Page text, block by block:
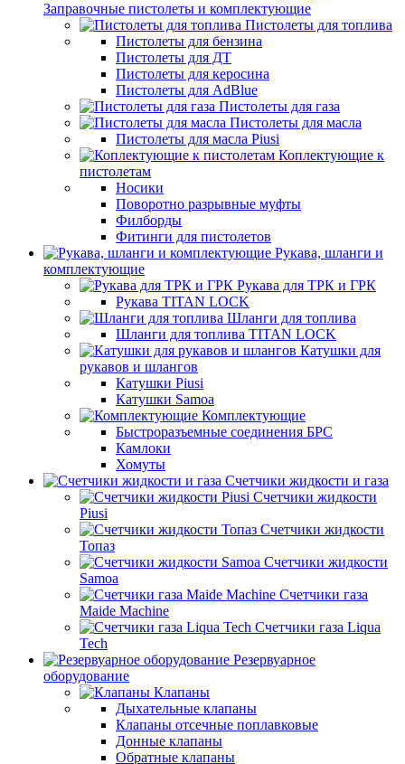
Заправочные пистолеты и комплектующие
Пистолеты для топлива
Пистолеты для бензина
Пистолеты для ДТ
Пистолеты для керосина
Пистолеты для AdBlue
Пистолеты для газа
Пистолеты для масла
Пистолеты для масла Piusi
Коплектующие к
пистолетам
Носики
Поворотно разрывные муфты
Филборды
Фитинги для пистолетов
Рукава, шланги и
комплектующие
Рукава для ТРК и ГРК
Рукава TITAN LOCK
Шланги для топлива
Шланги для топлива TITAN LOCK
Катушки для
рукавов и шлангов
Катушки Piusi
Катушки Samoa
Комплектующие
Быстроразъемные соединения БРС
Камлоки
Хомуты
Счетчики жидкости и газа
Счетчики жидкости
Piusi
Счетчики жидкости
Топаз
Счетчики жидкости
Samoa
Счетчики газа
Maide Machine
Счетчики газа Liqua
Tech
Резервуарное
оборудование
Клапаны
Дыхательные клапаны
Клапаны отсечные поплавковые
Донные клапаны
Обратные клапаны